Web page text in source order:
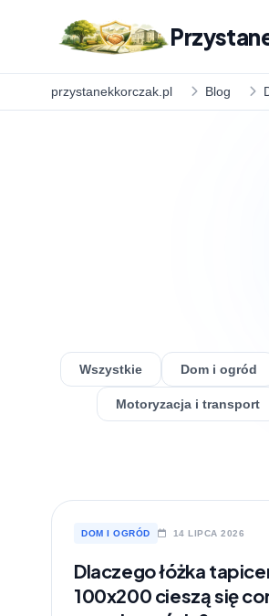
przystanekkorczak.pl Blog
Wszystkie Dom i ogród
Motoryzacja i transport
DOM I OGRÓD 14 LIPCA 2026
Dlaczego łóżka
100x200 cieszą się